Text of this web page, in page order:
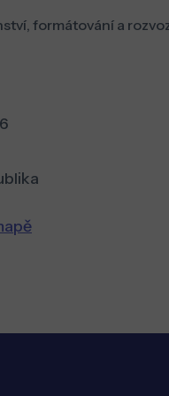
formátování a